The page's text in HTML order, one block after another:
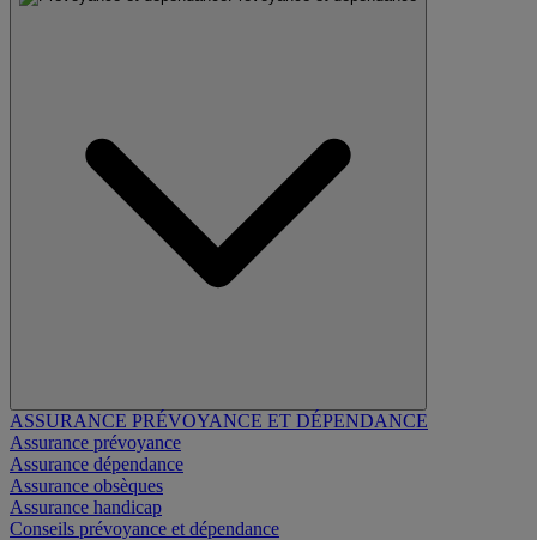
ASSURANCE PRÉVOYANCE ET DÉPENDANCE
Assurance prévoyance
Assurance dépendance
Assurance obsèques
Assurance handicap
Conseils prévoyance et dépendance